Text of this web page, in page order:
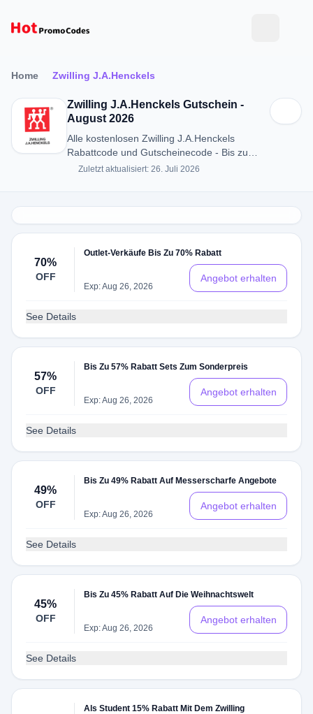
Home Zwilling J.A.Henckels
Zwilling J.A.Henckels Gutschein -
August 2026
Alle kostenlosen Zwilling J.A.Henckels
Rabattcode und Gutscheinecode - Bis zu
70% RABATT in August 2026
Zuletzt aktualisiert: 26. Juli 2026
70%
OFF
Outlet-Verkäufe Bis Zu 70% Rabatt
Exp: Aug 26, 2026
Angebot erhalten
See Details
57%
OFF
Bis Zu 57% Rabatt Sets Zum Sonderpreis
Exp: Aug 26, 2026
Angebot erhalten
See Details
49%
OFF
Bis Zu 49% Rabatt Auf Messerscharfe Angebote
Exp: Aug 26, 2026
Angebot erhalten
See Details
45%
OFF
Bis Zu 45% Rabatt Auf Die Weihnachtswelt
Exp: Aug 26, 2026
Angebot erhalten
See Details
Als Student 15% Rabatt Mit Dem Zwilling